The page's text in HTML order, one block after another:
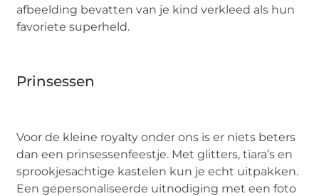
afbeelding bevatten van je kind verkleed als hun
favoriete superheld.
Prinsessen
Voor de kleine royalty onder ons is er niets beters
dan een prinsessenfeestje. Met glitters, tiara’s en
sprookjesachtige kastelen kun je echt uitpakken.
Een gepersonaliseerde uitnodiging met een foto